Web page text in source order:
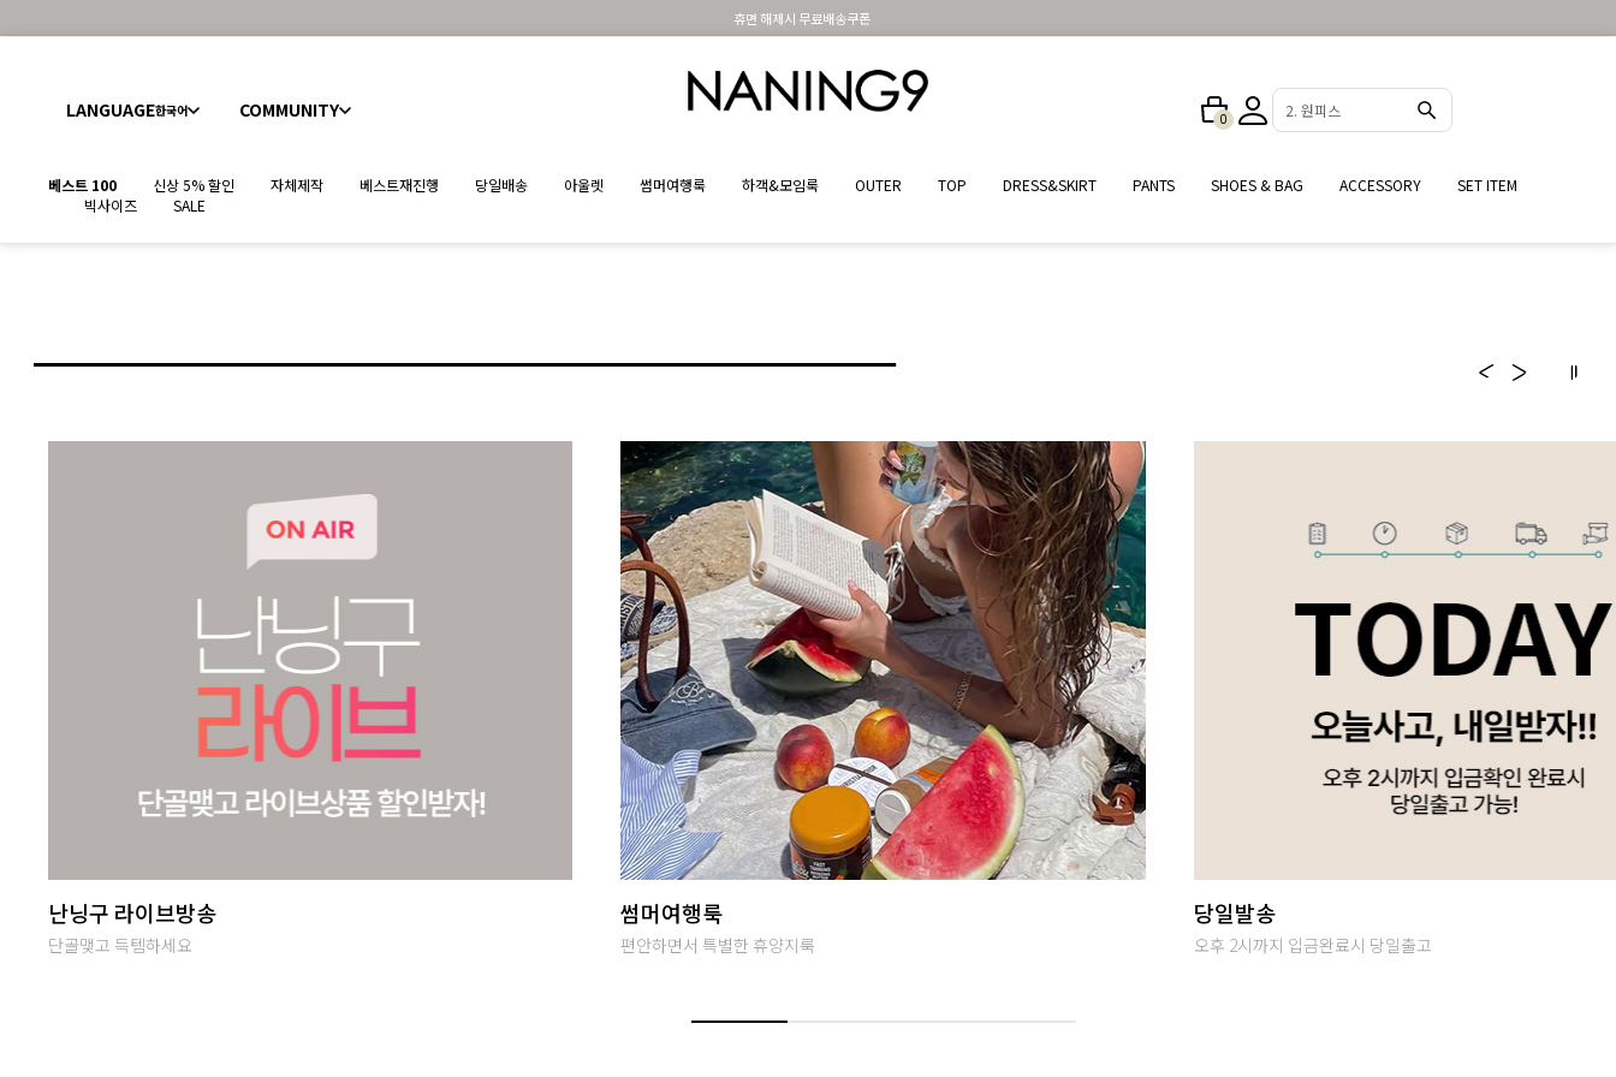
BEST 포토리뷰 - 매주 2명추첨 3만원쿠폰
LANGUAGE한국어 COMMUNITY 0 4. 셔츠
베스트 100 신상 5% 할인 자체제작 베스트재진행 당일배송 아울렛 썸머여행룩 하객&모임룩 OUTER TOP DRESS&SKIRT PANTS SHOES & BAG ACCESSORY
SET ITEM
빅사이즈
SALE
여름철 필수 데일리 셔츠
썸머여행룩
편안하면서 특별한 휴양지룩
당일발송
오후 2시까지 입금완료시 당일출고
하객&모임룩
특별한날을 위한 스페셜룩